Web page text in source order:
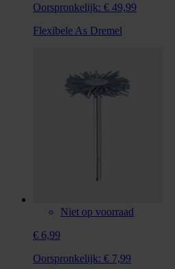
Oorspronkelijk: € 49,99
Flexibele As Dremel
Niet op voorraad
€ 6,99
Oorspronkelijk: € 7,99